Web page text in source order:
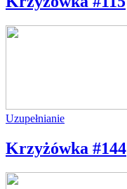
Uzupełnianie
Krzyżówka #144